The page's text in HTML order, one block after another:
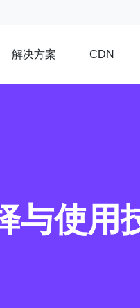
解决方案 CDN
与使用